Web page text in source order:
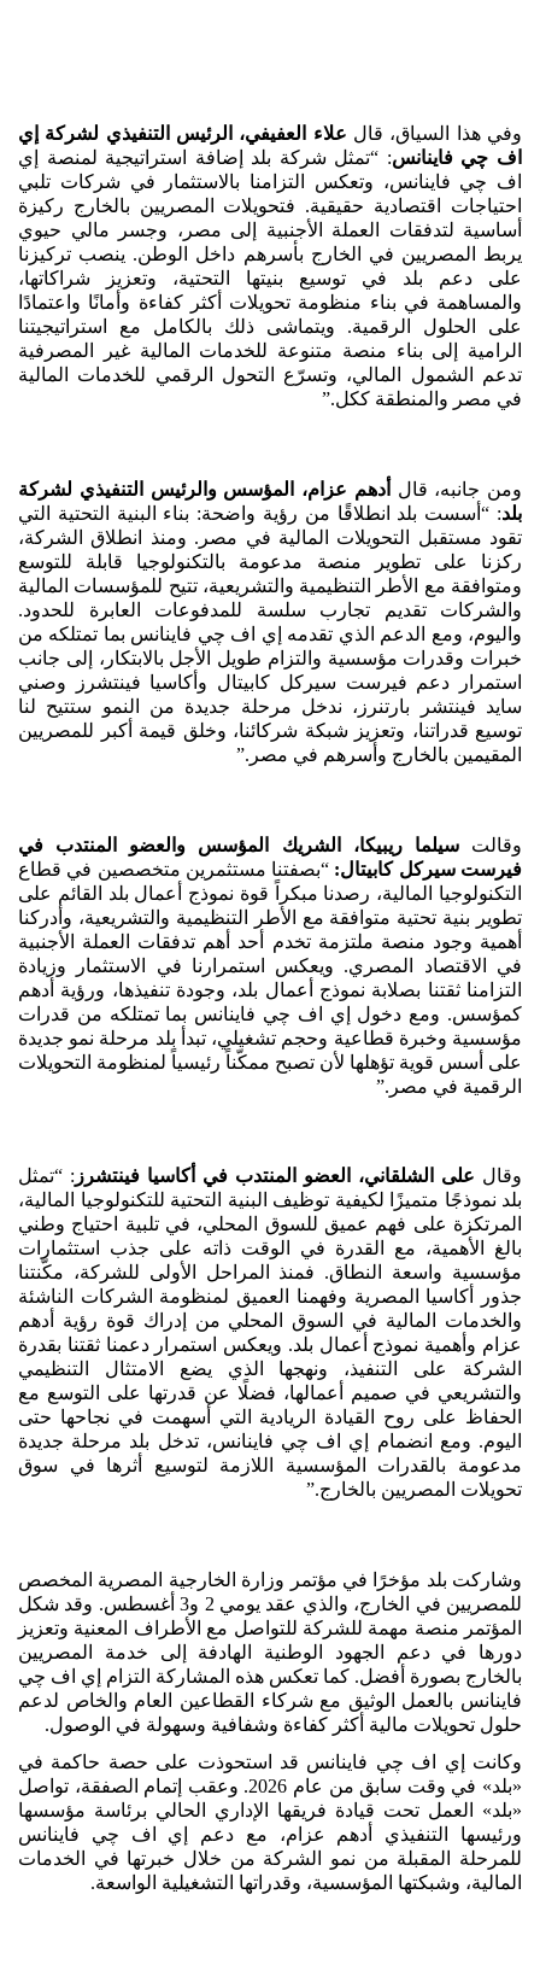
وفي هذا السياق، قال علاء العفيفي، الرئيس التنفيذي لشركة إي
اف چي فاينانس: “تمثل شركة بلد إضافة استراتيجية لمنصة إي
اف چي فاينانس، وتعكس التزامنا بالاستثمار في شركات تلبي
احتياجات اقتصادية حقيقية. فتحويلات المصريين بالخارج ركيزة
أساسية لتدفقات العملة الأجنبية إلى مصر، وجسر مالي حيوي
يربط المصريين في الخارج بأسرهم داخل الوطن. ينصب تركيزنا
على دعم بلد في توسيع بنيتها التحتية، وتعزيز شراكاتها،
والمساهمة في بناء منظومة تحويلات أكثر كفاءة وأمانًا واعتمادًا
على الحلول الرقمية. ويتماشى ذلك بالكامل مع استراتيجيتنا
الرامية إلى بناء منصة متنوعة للخدمات المالية غير المصرفية
تدعم الشمول المالي، وتسرّع التحول الرقمي للخدمات المالية
في مصر والمنطقة ككل.”
ومن جانبه، قال أدهم عزام، المؤسس والرئيس التنفيذي لشركة
بلد: “أسست بلد انطلاقًا من رؤية واضحة: بناء البنية التحتية التي
تقود مستقبل التحويلات المالية في مصر. ومنذ انطلاق الشركة،
ركزنا على تطوير منصة مدعومة بالتكنولوجيا قابلة للتوسع
ومتوافقة مع الأطر التنظيمية والتشريعية، تتيح للمؤسسات المالية
والشركات تقديم تجارب سلسة للمدفوعات العابرة للحدود.
واليوم، ومع الدعم الذي تقدمه إي اف چي فاينانس بما تمتلكه من
خبرات وقدرات مؤسسية والتزام طويل الأجل بالابتكار، إلى جانب
استمرار دعم فيرست سيركل كابيتال وأكاسيا فينتشرز وصني
سايد فينتشر بارتنرز، ندخل مرحلة جديدة من النمو ستتيح لنا
توسيع قدراتنا، وتعزيز شبكة شركائنا، وخلق قيمة أكبر للمصريين
المقيمين بالخارج وأسرهم في مصر.”
وقالتسيلما ريبيكا، الشريك المؤسس والعضو المنتدب في
فيرست سيركل كابيتال: “بصفتنا مستثمرين متخصصين في قطاع
التكنولوجيا المالية، رصدنا مبكراً قوة نموذج أعمال بلد القائم على
تطوير بنية تحتية متوافقة مع الأطر التنظيمية والتشريعية، وأدركنا
أهمية وجود منصة ملتزمة تخدم أحد أهم تدفقات العملة الأجنبية
في الاقتصاد المصري. ويعكس استمرارنا في الاستثمار وزيادة
التزامنا ثقتنا بصلابة نموذج أعمال بلد، وجودة تنفيذها، ورؤية أدهم
كمؤسس. ومع دخول إي اف چي فاينانس بما تمتلكه من قدرات
مؤسسية وخبرة قطاعية وحجم تشغيلي، تبدأ بلد مرحلة نمو جديدة
على أسس قوية تؤهلها لأن تصبح ممكّناً رئيسياً لمنظومة التحويلات
الرقمية في مصر.”
وقال على الشلقاني، العضو المنتدب في أكاسيا فينتشرز : “تمثل
بلد نموذجًا متميزًا لكيفية توظيف البنية التحتية للتكنولوجيا المالية،
المرتكزة على فهم عميق للسوق المحلي، في تلبية احتياج وطني
بالغ الأهمية، مع القدرة في الوقت ذاته على جذب استثمارات
مؤسسية واسعة النطاق. فمنذ المراحل الأولى للشركة، مكّنتنا
جذور أكاسيا المصرية وفهمنا العميق لمنظومة الشركات الناشئة
والخدمات المالية في السوق المحلي من إدراك قوة رؤية أدهم
عزام وأهمية نموذج أعمال بلد. ويعكس استمرار دعمنا ثقتنا بقدرة
الشركة على التنفيذ، ونهجها الذي يضع الامتثال التنظيمي
والتشريعي في صميم أعمالها، فضلًا عن قدرتها على التوسع مع
الحفاظ على روح القيادة الريادية التي أسهمت في نجاحها حتى
اليوم. ومع انضمام إي اف چي فاينانس، تدخل بلد مرحلة جديدة
مدعومة بالقدرات المؤسسية اللازمة لتوسيع أثرها في سوق
تحويلات المصريين بالخارج.”
وشاركت بلد مؤخرًا في مؤتمر وزارة الخارجية المصرية المخصص
للمصريين في الخارج، والذي عقد يومي 2 و3 أغسطس. وقد شكل
المؤتمر منصة مهمة للشركة للتواصل مع الأطراف المعنية وتعزيز
دورها في دعم الجهود الوطنية الهادفة إلى خدمة المصريين
بالخارج بصورة أفضل. كما تعكس هذه المشاركة التزام إي اف چي
فاينانس بالعمل الوثيق مع شركاء القطاعين العام والخاص لدعم
حلول تحويلات مالية أكثر كفاءة وشفافية وسهولة في الوصول.
وكانت إي اف چي فاينانس قد استحوذت على حصة حاكمة في
«بلد» في وقت سابق من عام 2026. وعقب إتمام الصفقة، تواصل
«بلد» العمل تحت قيادة فريقها الإداري الحالي برئاسة مؤسسها
ورئيسها التنفيذي أدهم عزام، مع دعم إي اف چي فاينانس
للمرحلة المقبلة من نمو الشركة من خلال خبرتها في الخدمات
المالية، وشبكتها المؤسسية، وقدراتها التشغيلية الواسعة.